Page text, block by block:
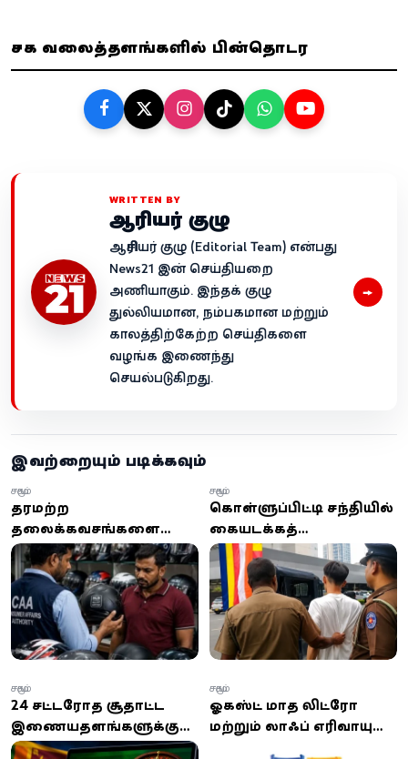
சமூக வலைத்தளங்களில் பின்தொடர
WRITTEN BY
ஆசிரியர் குழு
ஆசிரியர் குழு (Editorial Team) என்பது
News21 இன் செய்தியறை
அணியாகும். இந்தக் குழு
துல்லியமான, நம்பகமான மற்றும்
காலத்திற்கேற்ற செய்திகளை
வழங்க இணைந்து
செயல்படுகிறது.
→
இவற்றையும் படிக்கவும்
தரமற்ற
தலைக்கவசங்களை
விற்பனை செய்த கடை
மற்றும் விநியோகஸ்தருக்கு
ரூ.10,000 அபராதம்
சமூகம்
கொள்ளுப்பிட்டி சந்தியில்
கையடக்கத்
தொலைபேசி திருட்டில்
ஈடுபட்ட வெளிநாட்டவர்
கைது!
சமூகம்
24 சட்டவிரோத சூதாட்ட
இணையதளங்களுக்கு
இலங்கையில் அதிரடித்
சமூகம்
ஓகஸ்ட் மாத லிட்ரோ
மற்றும் லாஃப் எரிவாயு
சமூகம்